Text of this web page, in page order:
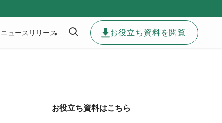
ニュースリリース お役立ち資料を閲覧
お役立ち資料はこちら